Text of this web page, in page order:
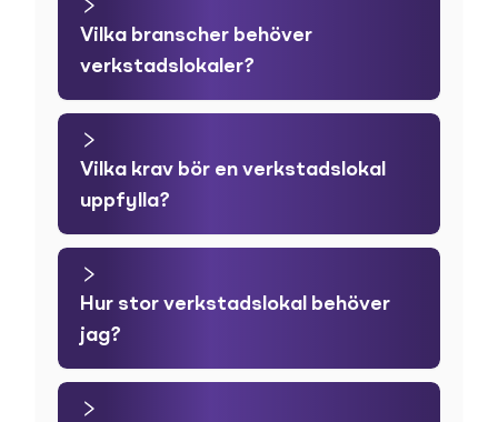
Vilka branscher behöver
verkstadslokaler?
Vilka krav bör en verkstadslokal
uppfylla?
Hur stor verkstadslokal behöver
jag?